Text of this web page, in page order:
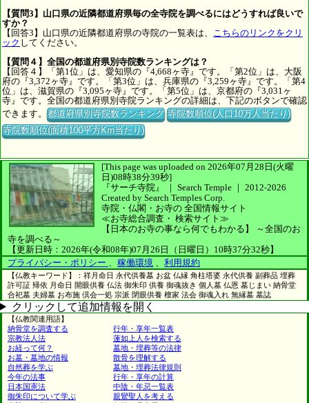
【質問3】山口県の近隣都道府県毎の全寺院を調べるにはどうすれば良いで
すか？
【回答3】山口県の近隣都道府県の寺院の一覧表は、
こちらのリンクをクリ
ック してください。
【質問４】全国の都道府県別寺院数ランキングは？
【回答４】「第1位」は、愛知県の『4,668ヶ寺』です。「第2位」は、大阪
府の『3,372ヶ寺』です。「第3位」は、兵庫県の『3,259ヶ寺』です。「第4
位」は、滋賀県の『3,095ヶ寺』です。「第5位」は、京都府の『3,031ヶ
寺』です。全国の都道府県別寺院ランキングの詳細は、下記のボタンで確認
できます。都道府県別寺院数ランキング 寺院数順位(人口10万人当たり)
寺院数順位(面積100平方Km当たり)
[This page was uploaded on 2026年07月28日(火曜
日)08時38分39秒]
『サーチ寺院』 ｜ Search Temple ｜ 2012-2026
Created by Search Temples Corp.
寺院・仏閣・お寺の 全国情報サイト
≪お寺総合調査・ 検索サイト≫
【日本のお寺の事なら何でもわかる】
～全国のお
寺を調べる～
【更新日時：2026年(令和08年)07月26日（日曜日）10時37分32秒】
プライバシー・ポリシー
稼働環境 利用規約
【仏教キーワード】：祥月命日 永代供養墓 お盆 仏縁 角柱塔婆 永代供養 副葬品 埋葬
許可証 帰依 月命日 開眼供養 仏法 御朱印 供養 御魂抜き 個人墓 仏恩 墓じまい 納骨堂
合祀墓 夫婦墓 お布施 倶会一処 宗派 閉眼供養 檀家 法会 御魂入れ 無縁墓 墓誌
クリックして追加情報を開く
【仏教関連用語】
納骨堂を調査する
行年・享年一覧表
宗教法人法
蓮如上人を検索する
お経って何？
墓地・埋葬等の法律
お墓・墓地の情報
散骨を理解する
自然葬を学ぶ
墓地・埋葬法律規則
今年の法事
行年・享年の計算
日本国憲法
中陰・年忌一覧表
御朱印について学ぶ
親鸞聖人を考える